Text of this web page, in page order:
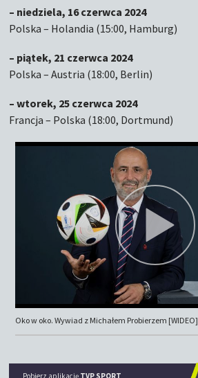
– niedziela, 16 czerwca 2024
Polska – Holandia (15:00, Hamburg)
– piątek, 21 czerwca 2024
Polska – Austria (18:00, Berlin)
– wtorek, 25 czerwca 2024
Francja – Polska (18:00, Dortmund)
Oko w oko. Wywiad z Michałem Probierzem [WIDEO]
Pobierz aplikację TVP SPORT